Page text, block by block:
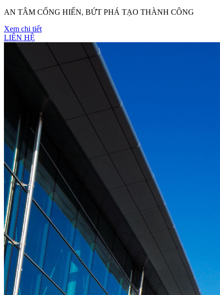
AN TÂM CỐNG HIẾN, BỨT PHÁ TẠO THÀNH CÔNG
Xem chi tiết
LIÊN HỆ